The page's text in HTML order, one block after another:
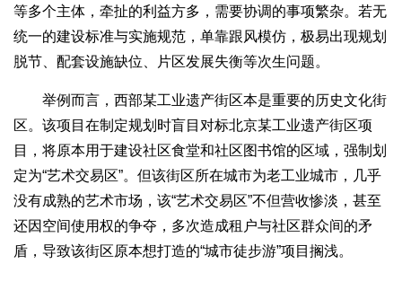
等多个主体，牵扯的利益方多，需要协调的事项繁杂。若无
统一的建设标准与实施规范，单靠跟风模仿，极易出现规划
脱节、配套设施缺位、片区发展失衡等次生问题。
举例而言，西部某工业遗产街区本是重要的历史文化街
区。该项目在制定规划时盲目对标北京某工业遗产街区项
目，将原本用于建设社区食堂和社区图书馆的区域，强制划
定为“艺术交易区”。但该街区所在城市为老工业城市，几乎
没有成熟的艺术市场，该“艺术交易区”不但营收惨淡，甚至
还因空间使用权的争夺，多次造成租户与社区群众间的矛
盾，导致该街区原本想打造的“城市徒步游”项目搁浅。